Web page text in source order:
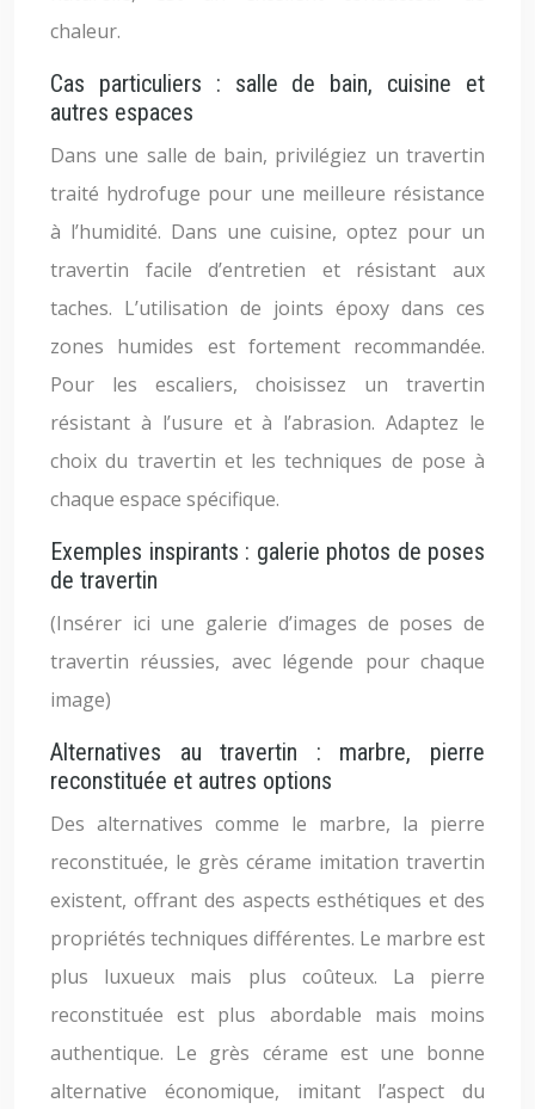
chaleur.
Cas particuliers : salle de bain, cuisine et
autres espaces
Dans une salle de bain, privilégiez un travertin
traité hydrofuge pour une meilleure résistance
à l’humidité. Dans une cuisine, optez pour un
travertin facile d’entretien et résistant aux
taches. L’utilisation de joints époxy dans ces
zones humides est fortement recommandée.
Pour les escaliers, choisissez un travertin
résistant à l’usure et à l’abrasion. Adaptez le
choix du travertin et les techniques de pose à
chaque espace spécifique.
Exemples inspirants : galerie photos de poses
de travertin
(Insérer ici une galerie d’images de poses de
travertin réussies, avec légende pour chaque
image)
Alternatives au travertin : marbre, pierre
reconstituée et autres options
Des alternatives comme le marbre, la pierre
reconstituée, le grès cérame imitation travertin
existent, offrant des aspects esthétiques et des
propriétés techniques différentes. Le marbre est
plus luxueux mais plus coûteux. La pierre
reconstituée est plus abordable mais moins
authentique. Le grès cérame est une bonne
alternative économique, imitant l’aspect du